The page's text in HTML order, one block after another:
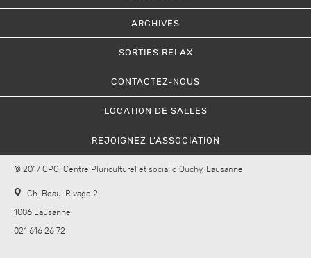
ARCHIVES
SORTIES RELAX
CONTACTEZ-NOUS
LOCATION DE SALLES
REJOIGNEZ L’ASSOCIATION
© 2017 CPO, Centre Pluriculturel et social d’Ouchy, Lausanne
Ch. Beau-Rivage 2
1006 Lausanne
021 616 26 72